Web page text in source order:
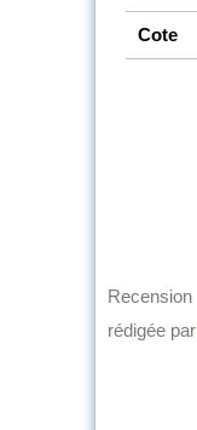
Cote
Recension
rédigée par